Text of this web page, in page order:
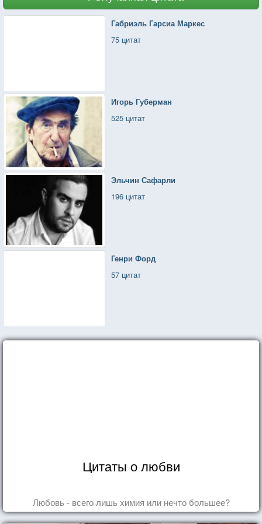
Сколько ж это можно-то? Так свихнемся ведь
Ждем, когда вернешься ты. Я. И твой медведь.
Габриэль Гарсиа Маркес
75 цитат
Игорь Губерман
525 цитат
Эльчин Сафарли
196 цитат
Генри Форд
57 цитат
Цитаты о любви
Любовь - всего лишь химия или нечто большее?